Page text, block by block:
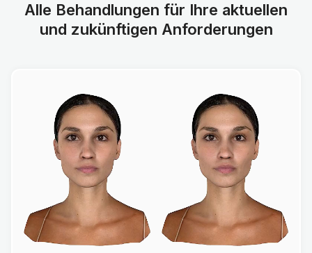
Alle Behandlungen für Ihre aktuellen
und zukünftigen Anforderungen